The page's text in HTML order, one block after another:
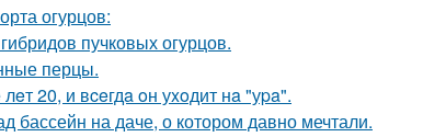
огурцов:
пучковых огурцов.
перцы.
20, и вceгдa oн уxoдит нa "уpa".
бассейн на даче, о котором давно мечтали.